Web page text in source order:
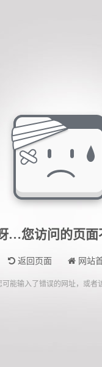
…您访问的页面
返回页面 网站
可能输入了错误的网址，或者